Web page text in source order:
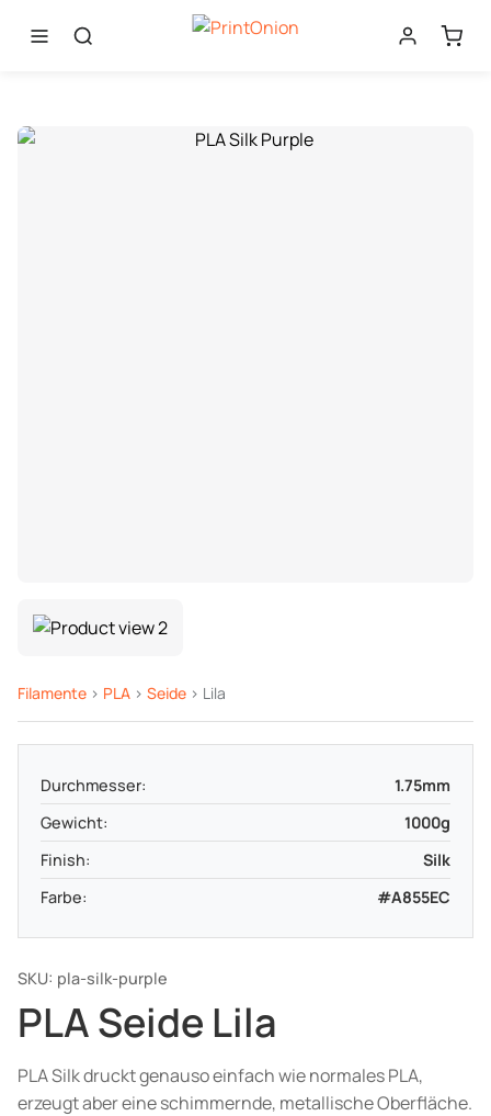
Filamente > PLA > Seide > Lila
SKU: pla-silk-purple
PLA Seide Lila
PLA Silk druckt genauso einfach wie normales PLA,
erzeugt aber eine schimmernde, metallische Oberfläche.
Durchmesser:
1.75mm
Gewicht:
1000g
Finish:
Silk
Farbe:
#A855EC